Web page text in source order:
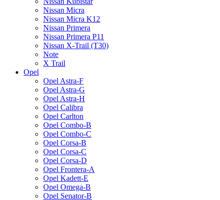
Nissan Micra
Nissan Micra K12
Nissan Primera
Nissan Primera P11
Nissan X-Trail (T30)
Note
X Trail
Opel
Opel Astra-F
Opel Astra-G
Opel Astra-H
Opel Calibra
Opel Carlton
Opel Combo-B
Opel Combo-C
Opel Corsa-B
Opel Corsa-C
Opel Corsa-D
Opel Frontera-A
Opel Kadett-E
Opel Omega-B
Opel Senator-B